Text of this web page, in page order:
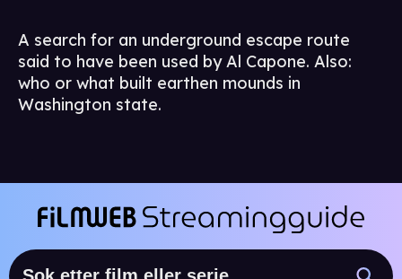
A search for an underground escape route
said to have been used by Al Capone. Also:
who or what built earthen mounds in
Washington state.